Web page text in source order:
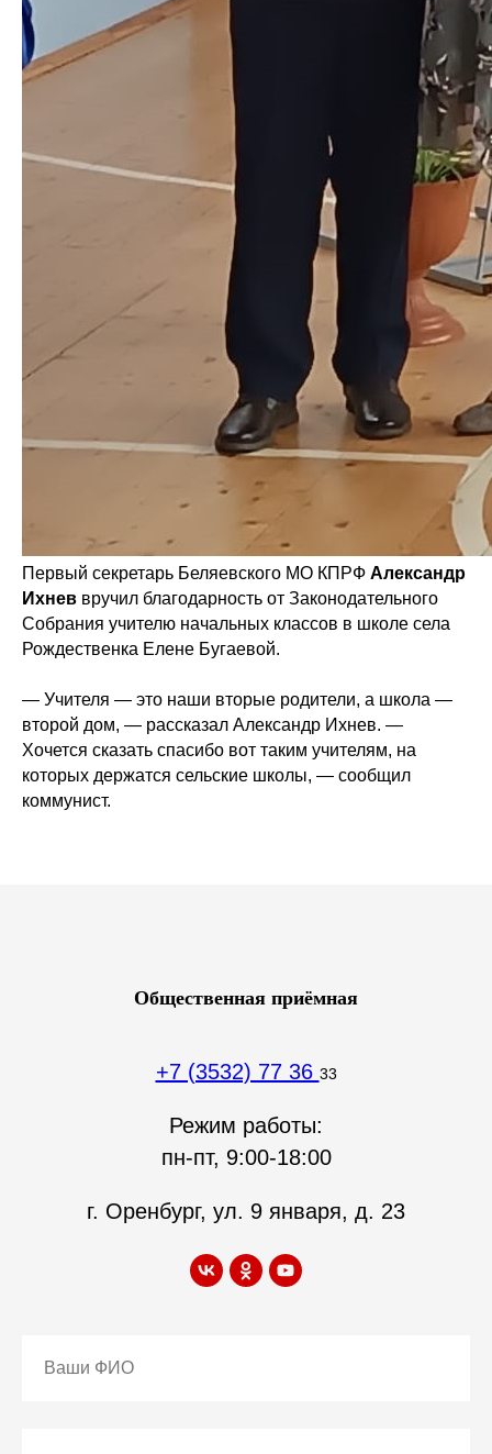
Первый секретарь Беляевского МО КПРФ Александр
Ихнев вручил благодарность от Законодательного
Собрания учителю начальных классов в школе села
Рождественка Елене Бугаевой.
— Учителя — это наши вторые родители, а школа —
второй дом, — рассказал Александр Ихнев. —
Хочется сказать спасибо вот таким учителям, на
которых держатся сельские школы, — сообщил
коммунист.
Общественная приёмная
+7 (3532) 77 36 33
Режим работы:
пн-пт, 9:00-18:00
г. Оренбург, ул. 9 января, д. 23